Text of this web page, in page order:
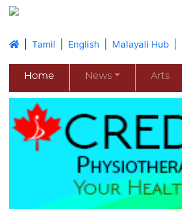
|Tamil English Malayali Hub
Home News Arts